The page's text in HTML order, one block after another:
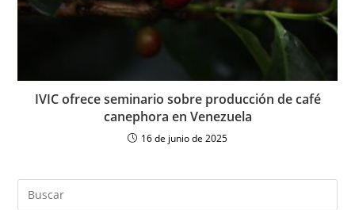
IVIC ofrece seminario sobre producción de café
canephora en Venezuela
16 de junio de 2025